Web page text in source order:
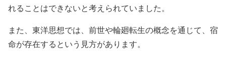
れることはできないと考えられていました。
また、東洋思想では、前世や輪廻転生の概念を通じて、宿
命が存在するという見方があります。